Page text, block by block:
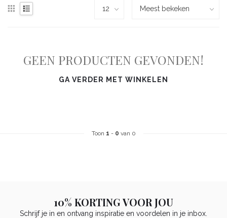
GEEN PRODUCTEN GEVONDEN!
GA VERDER MET WINKELEN
Toon 1 - 0 van 0
10% KORTING VOOR JOU
Schrijf je in en ontvang inspiratie en voordelen in je inbox.